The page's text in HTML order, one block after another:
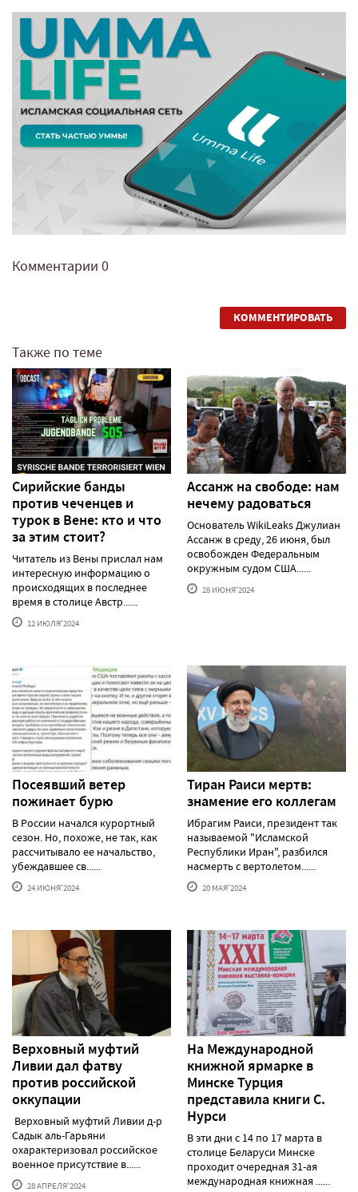
Комментарии 0
КОММЕНТИРОВАТЬ
Также по теме
Сирийские банды
против чеченцев и
турок в Вене: кто и что
за этим стоит?
Читатель из Вены прислал нам
интересную информацию о
происходящих в последнее
время в столице Австр......
12 ИЮЛЯ'2024
Ассанж на свободе: нам
нечему радоваться
Основатель WikiLeaks Джулиан
Ассанж в среду, 26 июня, был
освобожден Федеральным
окружным судом США......
28 ИЮНЯ'2024
Посеявший ветер
пожинает бурю
В России начался курортный
сезон. Но, похоже, не так, как
рассчитывало ее начальство,
убеждавшее св......
24 ИЮНЯ'2024
Тиран Раиси мертв:
знамение его коллегам
Ибрагим Раиси, президент так
называемой "Исламской
Республики Иран", разбился
насмерть с вертолетом......
20 МАЯ'2024
Верховный муфтий
Ливии дал фатву
против российской
оккупации
Верховный муфтий Ливии д-р
Садык аль-Гарьяни
охарактеризовал российское
военное присутствие в......
28 АПРЕЛЯ'2024
На Международной
книжной ярмарке в
Минске Турция
представила книги С.
Нурси
В эти дни с 14 по 17 марта в
столице Беларуси Минске
проходит очередная 31-ая
международная книжная ......